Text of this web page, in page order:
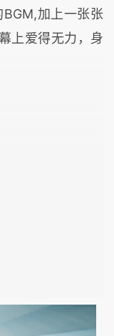
加上一张张
上爱得无力，身
，手机在异地恋
，更确切地说，